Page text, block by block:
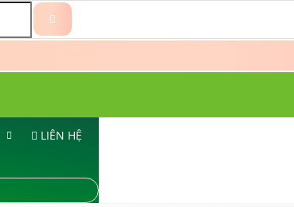
LIÊN HỆ